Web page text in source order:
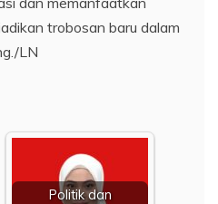
trobosan baru dalam
LN
Politik dan